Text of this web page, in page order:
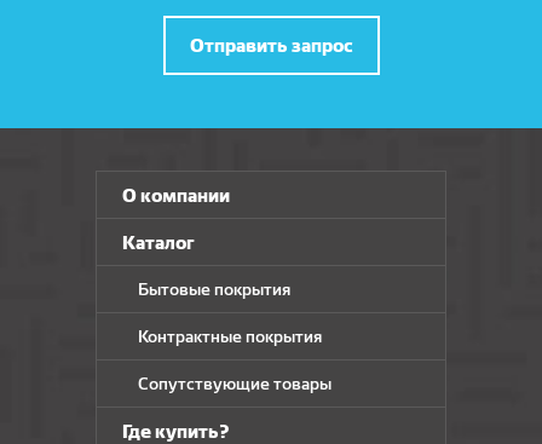
IsoStep
Отправить запрос
О компании
Каталог
Бытовые покрытия
Контрактные покрытия
Сопутствующие товары
Где купить?